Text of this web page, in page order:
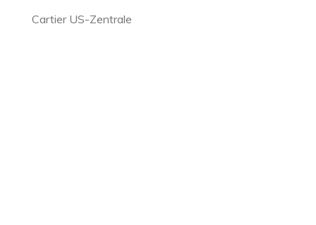
Cartier US-Zentrale